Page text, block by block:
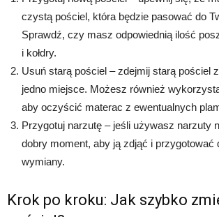
czystą pościel, która będzie pasować do
Sprawdź, czy masz odpowiednią ilość
i kołdry.
Usuń starą pościel – zdejmij starą pościel z
jedno miejsce. Możesz również
aby oczyścić materac z ewentualnych
Przygotuj narzutę – jeśli używasz narzuty
dobry moment, aby ją zdjąć i przygotować
wymiany.
Krok po kroku: Jak szybko